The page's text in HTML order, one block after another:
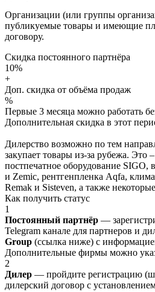
Организации (или группы
публикуемые товары и имеющие
договору.
Скидка постоянного партнёра
10%
+
Доп. скидка от объёма продаж
%
Первые 3 месяца можно работать
Дополнительная скидка в этот
Дилерство возможно по тем
закупает товары из-за рубежа.
постпечатное оборудование SIGO,
и Zemic, рентгенпленка Aqfa,
Remak и Sisteven, а также
Как получить статус
1
Постоянный партнёр —
Telegram канале для партнеров и
Group (ссылка ниже) с
Дополнительные фирмы можно
2
Дилер — пройдите регистрацию
дилерский договор с